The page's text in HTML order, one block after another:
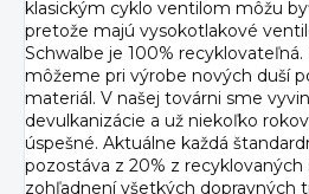
klasickým cyklo ventilom môžu
pretože majú vysokotlakové
Schwalbe je 100%
môžeme pri výrobe nových duší
materiál. V našej továrni sme
devulkanizácie a už niekoľko
úspešné. Aktuálne každá
pozostáva z 20% z recyklovaných
zohľadnení všetkých dopravných